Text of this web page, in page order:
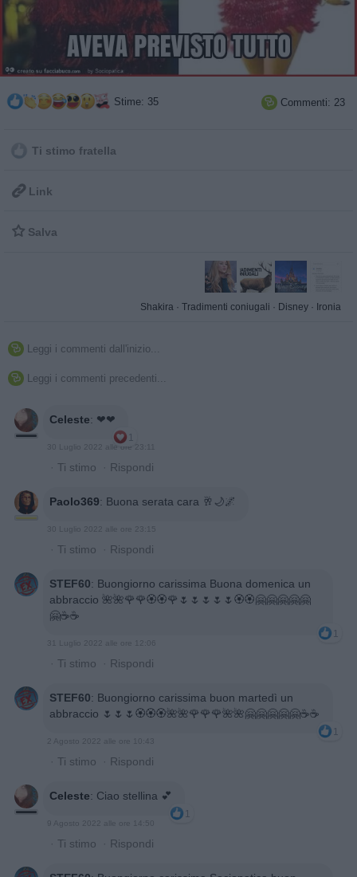
Stime: 35  Commenti: 23
Ti stimo fratella
 Link
 Salva
Shakira · Tradimenti coniugali · Disney · Ironia
 Leggi i commenti dall'inizio...
 Leggi i commenti precedenti...
Celeste: ❤❤
1
30 Luglio 2022 alle ore 23:11
· Ti stimo · Rispondi
Paolo369: Buona serata cara 🥂🌙🌌
· Ti stimo · Rispondi
STEF60: Buongiorno carissima Buona domenica un
abbraccio 🌺🌺🌹🌹🏵️🏵️🌹🌷🌷🌷🌷🌷🏵️🏵️🤗🤗🤗🤗🤗
🤗☕☕
1
· Ti stimo · Rispondi
STEF60: Buongiorno carissima buon martedì un
abbraccio 🌷🌷🌷🏵️🏵️🏵️🌺🌺🌹🌹🌹🌺🌺🤗🤗🤗🤗🤗☕☕
1
2 Agosto 2022 alle ore 10:43
· Ti stimo · Rispondi
Celeste: Ciao stellina 💕
1
9 Agosto 2022 alle ore 14:50
· Ti stimo · Rispondi